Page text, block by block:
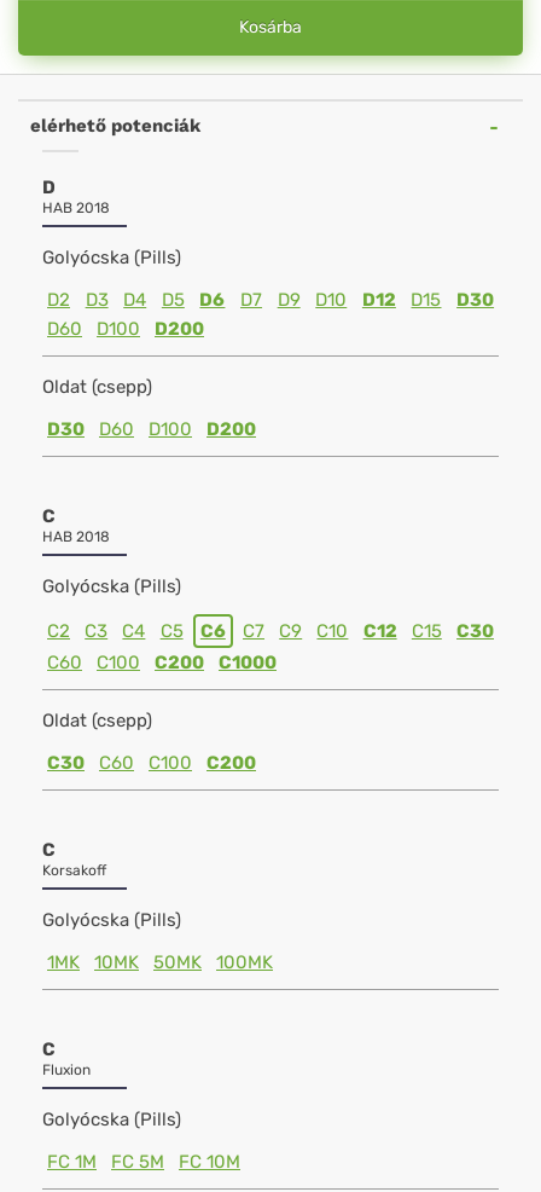
Kosárba
elérhető potenciák
D
HAB 2018
Golyócska (Pills)
D2
D3 D4 D5 D6 D7 D9 D10 D12 D15
D30
D60
D100 D200
Oldat (csepp)
D30
D60 D100 D200
C
HAB 2018
Golyócska (Pills)
C2 C3 C4 C5 C6 C7 C9 C10 C12 C15
C30
C60
C100 C200 C1000
Oldat (csepp)
C30
C60 C100 C200
C
Korsakoff
Golyócska (Pills)
1MK
10MK 50MK 100MK
C
Fluxion
Golyócska (Pills)
FC 1M
FC 5M FC 10M